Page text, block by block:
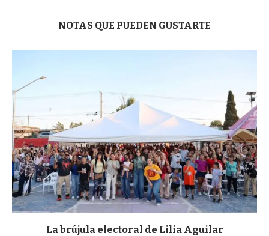
NOTAS QUE PUEDEN GUSTARTE
La brújula electoral de Lilia Aguilar